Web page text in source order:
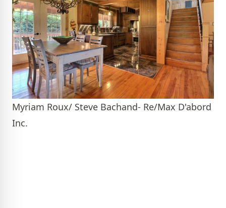
Myriam Roux/ Steve Bachand- Re/Max D'abord
Inc.